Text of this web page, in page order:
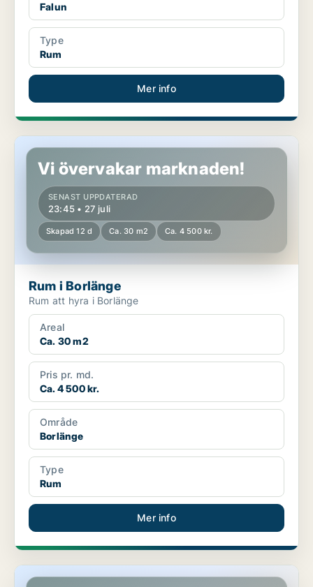
Falun
Type
Rum
Mer info
Rum i Borlänge
Vi övervakar marknaden!
SENAST UPPDATERAD
23:45 • 27 juli
Skapad 12 d Ca. 30 m2 Ca. 4 500 kr.
Rum i Borlänge
Rum att hyra i Borlänge
Areal
Ca. 30 m2
Pris pr. md.
Ca. 4 500 kr.
Område
Borlänge
Type
Rum
Mer info
Rum i Leksand